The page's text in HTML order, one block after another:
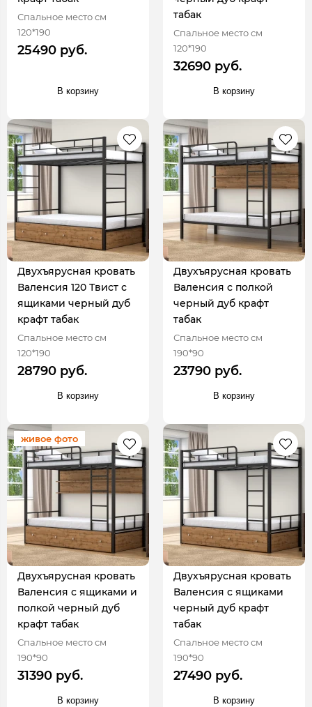
Спальное место см
120*190
25490 руб.
В корзину
табак
Спальное место см
120*190
32690 руб.
В корзину
Двухъярусная кровать
Валенсия 120 Твист с
ящиками черный дуб
крафт табак
Спальное место см
120*190
28790 руб.
В корзину
Двухъярусная кровать
Валенсия с полкой
черный дуб крафт
табак
Спальное место см
190*90
23790 руб.
В корзину
живое фото
Двухъярусная кровать
Валенсия с ящиками и
полкой черный дуб
крафт табак
Спальное место см
190*90
31390 руб.
В корзину
Двухъярусная кровать
Валенсия с ящиками
черный дуб крафт
табак
Спальное место см
190*90
27490 руб.
В корзину